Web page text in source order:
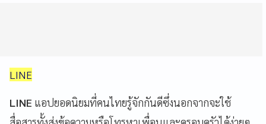
LINE
LINE แอปยอดนิยมที่คนไทยรู้จักกันดีซึ่งนอกจากจะใช้